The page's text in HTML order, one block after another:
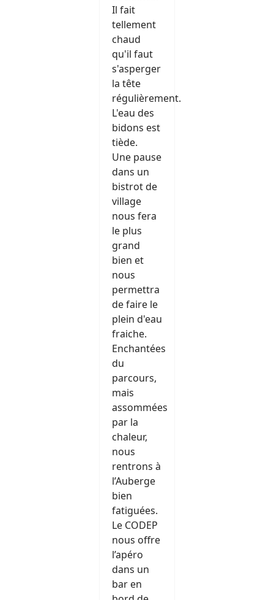
Il fait
tellement
chaud
qu'il faut
s'asperger
la tête
régulièrement.
L'eau des
bidons est
tiède.
Une pause
dans un
bistrot de
village
nous fera
le plus
grand
bien et
nous
permettra
de faire le
plein d'eau
fraiche.
Enchantées
du
parcours,
mais
assommées
par la
chaleur,
nous
rentrons à
l’Auberge
bien
fatiguées.
Le CODEP
nous offre
l’apéro
dans un
bar en